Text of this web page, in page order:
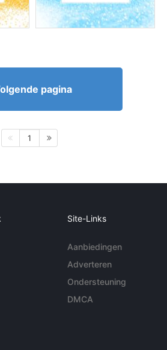
pagina
1
Site-Links
Aanbiedingen
Adverteren
Ondersteuning
DMCA